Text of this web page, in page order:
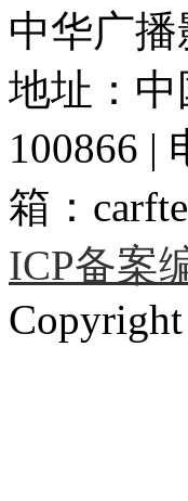
中华广
地址：
100866 |
箱：
ICP备案